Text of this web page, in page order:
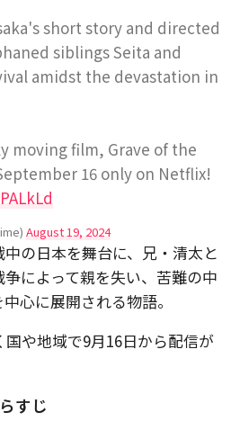
short story and directed
siblings Seita and
amidst the devastation in
moving film, Grave of the
16 only on Netflix!
August 19, 2024
の日本を舞台に、兄・清太と
によって親を失い、苦難の中
心に展開される物語。
や地域で9月16日から配信が
すじ